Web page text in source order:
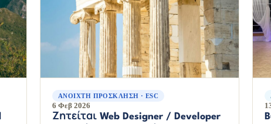
ΑΝΟΙΧΤΉ ΠΡΌΣΚΛΗΣΗ · ESC
6 Φεβ 2026
Ζητείται Web Designer / Developer